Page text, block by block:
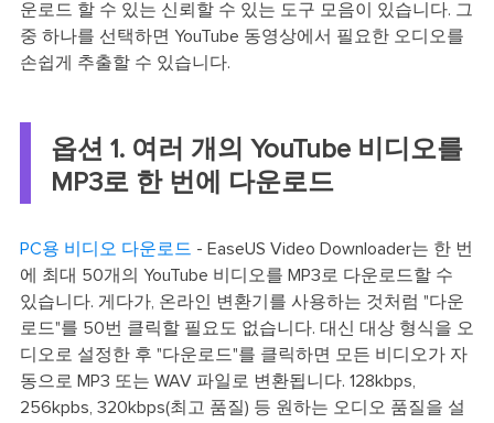
운로드 할 수 있는 신뢰할 수 있는 도구 모음이 있습니다. 그
중 하나를 선택하면 YouTube 동영상에서 필요한 오디오를
손쉽게 추출할 수 있습니다.
옵션 1. 여러 개의 YouTube 비디오를
MP3로 한 번에 다운로드
PC용 비디오 다운로드 - EaseUS Video Downloader는 한 번
에 최대 50개의 YouTube 비디오를 MP3로 다운로드할 수
있습니다. 게다가, 온라인 변환기를 사용하는 것처럼 "다운
로드"를 50번 클릭할 필요도 없습니다. 대신 대상 형식을 오
디오로 설정한 후 "다운로드"를 클릭하면 모든 비디오가 자
동으로 MP3 또는 WAV 파일로 변환됩니다. 128kbps,
256kpbs, 320kbps(최고 품질) 등 원하는 오디오 품질을 설